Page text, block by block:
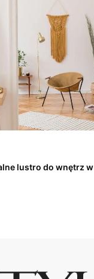
lustro do wnętrz w